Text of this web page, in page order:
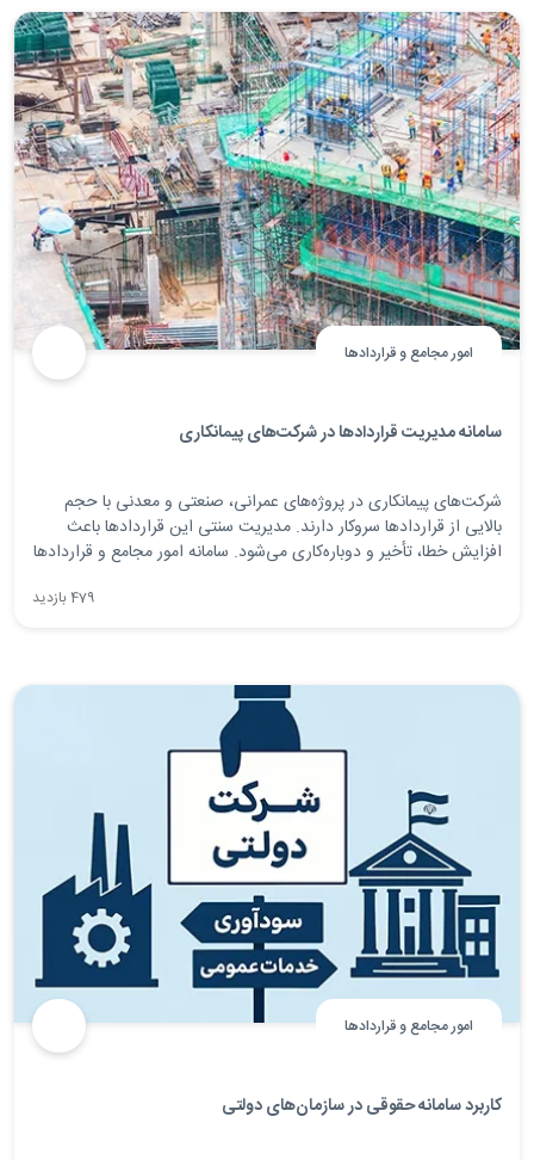
امور مجامع و قراردادها
سامانه مدیریت قراردادها در شرکت‌های پیمانکاری
شرکت‌های پیمانکاری در پروژه‌های عمرانی، صنعتی و معدنی با حجم
بالایی از قراردادها سروکار دارند. مدیریت سنتی این قراردادها باعث
افزایش خطا، تأخیر و دوباره‌کاری می‌شود. سامانه امور مجامع و قراردادها
کامل چرخه عمر قرارداد (Contract Lifecycle Management) در
479 بازدید
امور مجامع و قراردادها
کاربرد سامانه حقوقی در سازمان‌های دولتی